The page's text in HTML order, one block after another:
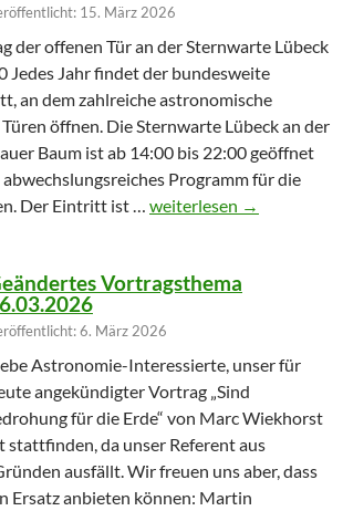
15. März 2026
der offenen Tür an der Sternwarte Lübeck
Jedes Jahr findet der bundesweite
an dem zahlreiche astronomische
öffnen. Die Sternwarte Lübeck an der
Baum ist ab 14:00 bis 22:00 geöffnet
Programm für die
Der Eintritt ist … Winterprogramm endet
weiterlesen →
Vortragsthema
6. März 2026
Astronomie-Interessierte, unser für
angekündigter Vortrag „Sind
für die Erde“ von Marc Wiekhorst
stattfinden, da unser Referent aus
ausfällt. Wir freuen uns aber, dass
Ersatz anbieten können: Martin